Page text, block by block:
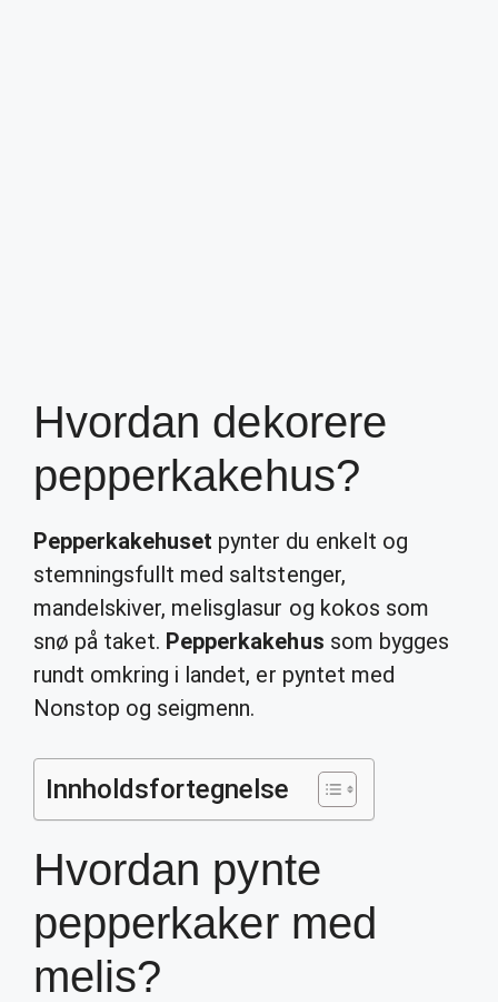
Hvordan dekorere
pepperkakehus?
Pepperkakehuset pynter du enkelt og
stemningsfullt med saltstenger,
mandelskiver, melisglasur og kokos som
snø på taket. Pepperkakehus som bygges
rundt omkring i landet, er pyntet med
Nonstop og seigmenn.
Innholdsfortegnelse
Hvordan pynte
pepperkaker med
melis?